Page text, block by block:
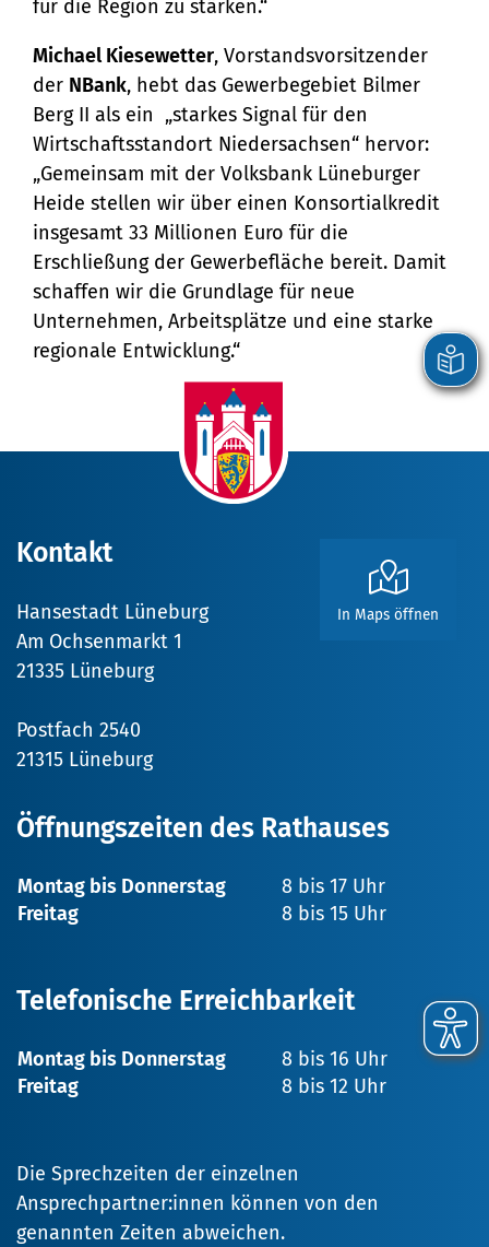
für die Region zu stärken.“
Michael Kiesewetter, Vorstandsvorsitzender
der NBank, hebt das Gewerbegebiet Bilmer
Berg II als ein „starkes Signal für den
Wirtschaftsstandort Niedersachsen“ hervor:
„Gemeinsam mit der Volksbank Lüneburger
Heide stellen wir über einen Konsortialkredit
insgesamt 33 Millionen Euro für die
Erschließung der Gewerbefläche bereit. Damit
schaffen wir die Grundlage für neue
Unternehmen, Arbeitsplätze und eine starke
regionale Entwicklung.“
In Maps öffnen
Kontakt
Hansestadt Lüneburg
Am Ochsenmarkt 1
21335 Lüneburg
Postfach 2540
21315 Lüneburg
Öffnungszeiten des Rathauses
Montag bis Donnerstag
8 bis 17 Uhr
Freitag
8 bis 15 Uhr
Telefonische Erreichbarkeit
Montag bis Donnerstag
8 bis 16 Uhr
Freitag
8 bis 12 Uhr
Die Sprechzeiten der einzelnen
Ansprechpartner:innen können von den
genannten Zeiten abweichen.